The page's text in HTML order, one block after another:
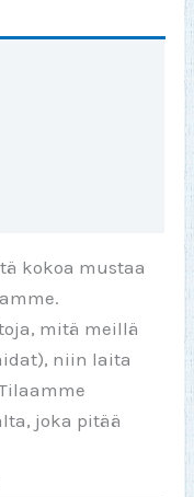
kokoa mustaa
mitä meillä
niin laita
joka pitää